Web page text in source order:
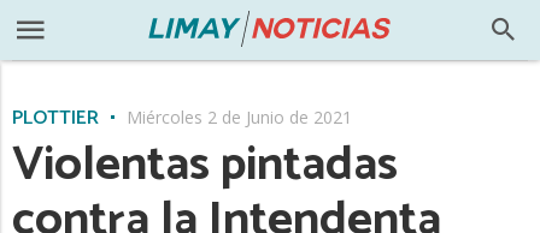
PLOTTIER Miércoles 2 de Junio de 2021
Violentas pintadas